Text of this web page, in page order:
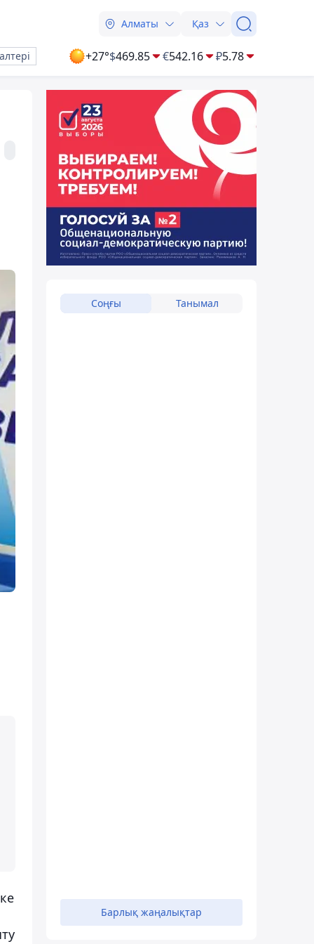
Алматы Қаз
+27°$469.85 €542.16 ₽5.78
Соңғы Танымал
Барлық жаңалықтар